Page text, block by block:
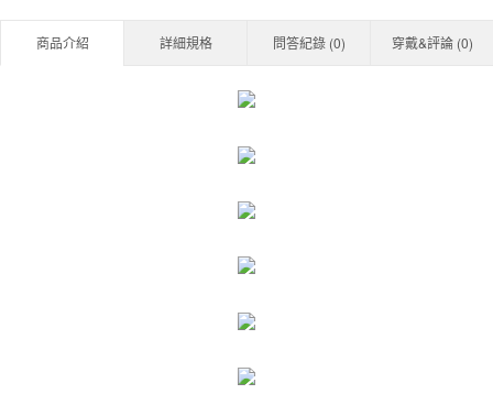
商品介紹 詳細規格 問答紀錄 (0) 穿戴&評論 (0)